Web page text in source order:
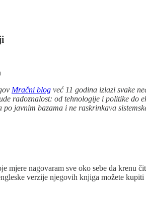
Mračni blog već 11 godina izlazi svake
radoznalost: od tehnologije i politike
javnim bazama i ne raskrinkava
mjere nagovaram sve oko sebe da krenu
verzije njegovih knjiga možete